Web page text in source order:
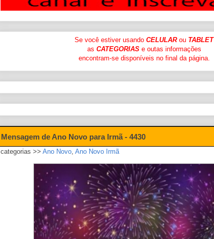
Se você estiver usando CELULARou TABLET
as CATEGORIASe outas informações
encontram-se disponíveis no final da página.
Mensagem de Ano Novo para Irmã - 4430
categorias >> Ano Novo Ano Novo Irmã